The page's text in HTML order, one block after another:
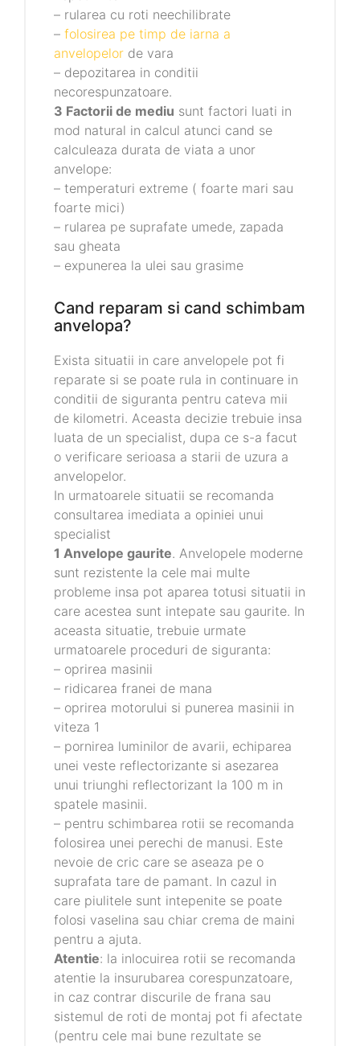
– rularea cu roti neechilibrate
– folosirea pe timp de iarna a
anvelopelor de vara
– depozitarea in conditii
necorespunzatoare.
3 Factorii de mediu sunt factori luati in
mod natural in calcul atunci cand se
calculeaza durata de viata a unor
anvelope:
– temperaturi extreme ( foarte mari sau
foarte mici)
– rularea pe suprafate umede, zapada
sau gheata
– expunerea la ulei sau grasime
Cand reparam si cand schimbam
anvelopa?
Exista situatii in care anvelopele pot fi
reparate si se poate rula in continuare in
conditii de siguranta pentru cateva mii
de kilometri. Aceasta decizie trebuie insa
luata de un specialist, dupa ce s-a facut
o verificare serioasa a starii de uzura a
anvelopelor.
In urmatoarele situatii se recomanda
consultarea imediata a opiniei unui
specialist
1 Anvelope gaurite. Anvelopele moderne
sunt rezistente la cele mai multe
probleme insa pot aparea totusi situatii in
care acestea sunt intepate sau gaurite. In
aceasta situatie, trebuie urmate
urmatoarele proceduri de siguranta:
– oprirea masinii
– ridicarea franei de mana
– oprirea motorului si punerea masinii in
viteza 1
– pornirea luminilor de avarii, echiparea
unei veste reflectorizante si asezarea
unui triunghi reflectorizant la 100 m in
spatele masinii.
– pentru schimbarea rotii se recomanda
folosirea unei perechi de manusi. Este
nevoie de cric care se aseaza pe o
suprafata tare de pamant. In cazul in
care piulitele sunt intepenite se poate
folosi vaselina sau chiar crema de maini
pentru a ajuta.
Atentie: la inlocuirea rotii se recomanda
atentie la insurubarea corespunzatoare,
in caz contrar discurile de frana sau
sistemul de roti de montaj pot fi afectate
(pentru cele mai bune rezultate se